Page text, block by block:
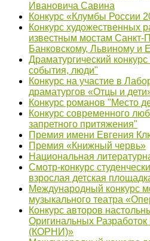
Ивановича Савина
Конкурс «Клумбы России
Конкурс художественных
известным мостам Санкт-
Банковскому, Львиному и
Драматургический
события, люди"
Конкурс на участие в
драматургов «Отцы и
Конкурс романов "Место
Конкурс современного
запретного притяжения"
Премия имени Евгения
Премия «Книжный червь»
Национальная
Смотр-конкурс
взрослая детская
Международный конкурс
музыкального театра
Конкурс авторов
Оригинальных
(КОРНИ)»